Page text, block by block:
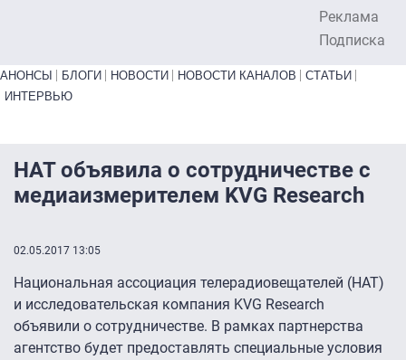
Реклама
Подписка
Primary links bottom
АНОНСЫ БЛОГИ НОВОСТИ НОВОСТИ КАНАЛОВ
СТАТЬИ
ИНТЕРВЬЮ
НАТ объявила о сотрудничестве с
медиаизмерителем KVG Research
02.05.2017 13:05
Национальная ассоциация телерадиовещателей (НАТ)
и исследовательская компания KVG Research
объявили о сотрудничестве. В рамках партнерства
агентство будет предоставлять специальные условия